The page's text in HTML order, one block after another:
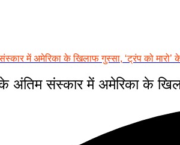
में अमेरिका के खिलाफ गुस्सा, ‘ट्रंप को मारो’
संस्कार में अमेरिका के